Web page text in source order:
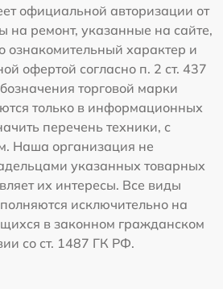
официальной авторизации от
на ремонт, указанные на сайте,
ознакомительный характер и
офертой согласно п. 2 ст. 437
торговой марки
только в информационных
перечень техники, с
Наша организация не
указанных товарных
их интересы. Все виды
исключительно на
в законном гражданском
со ст. 1487 ГК РФ.